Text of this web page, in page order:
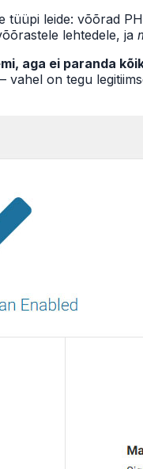
tüüpi leide: võõrad
lehtedele, ja
aga ei paranda
on tegu